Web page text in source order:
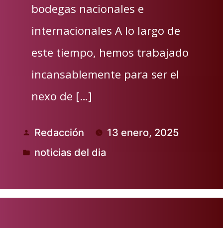
bodegas nacionales e
internacionales A lo largo de
este tiempo, hemos trabajado
incansablemente para ser el
nexo de […]
Publicado
por
Redacción 13 enero, 2025
Publicado
noticias del dia